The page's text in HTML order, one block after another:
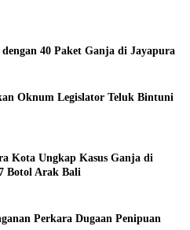
40 Paket Ganja di Jayapura
Oknum Legislator Teluk Bintuni
Kota Ungkap Kasus Ganja di
Botol Arak Bali
Perkara Dugaan Penipuan